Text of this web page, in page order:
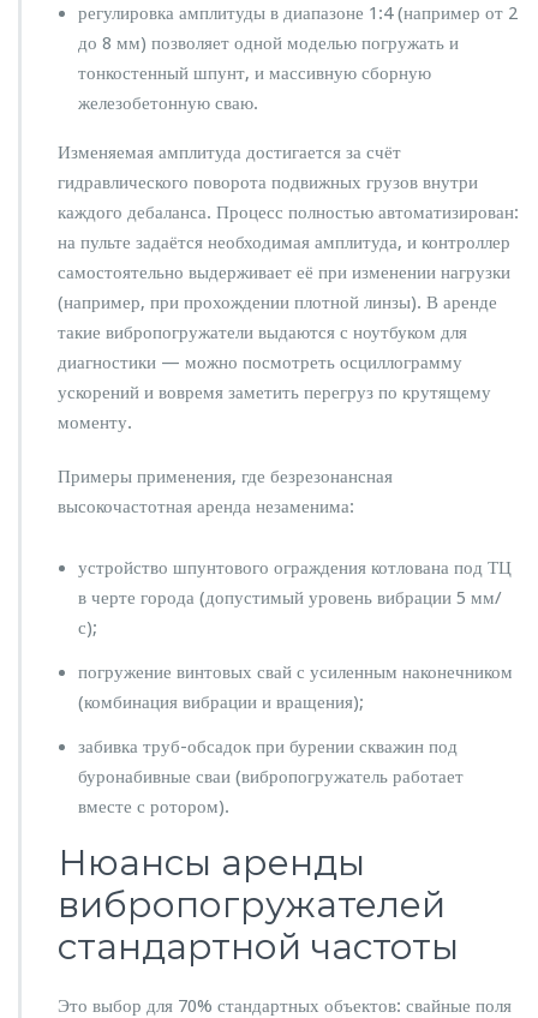
регулировка амплитуды в диапазоне 1:4 (например от 2
до 8 мм) позволяет одной моделью погружать и
тонкостенный шпунт, и массивную сборную
железобетонную сваю.
Изменяемая амплитуда достигается за счёт
гидравлического поворота подвижных грузов внутри
каждого дебаланса. Процесс полностью автоматизирован:
на пульте задаётся необходимая амплитуда, и контроллер
самостоятельно выдерживает её при изменении нагрузки
(например, при прохождении плотной линзы). В аренде
такие вибропогружатели выдаются с ноутбуком для
диагностики — можно посмотреть осциллограмму
ускорений и вовремя заметить перегруз по крутящему
моменту.
Примеры применения, где безрезонансная
высокочастотная аренда незаменима:
устройство шпунтового ограждения котлована под ТЦ
в черте города (допустимый уровень вибрации 5 мм/
с);
погружение винтовых свай с усиленным наконечником
(комбинация вибрации и вращения);
забивка труб-обсадок при бурении скважин под
буронабивные сваи (вибропогружатель работает
вместе с ротором).
Нюансы аренды
вибропогружателей
стандартной частоты
Это выбор для 70% стандартных объектов: свайные поля